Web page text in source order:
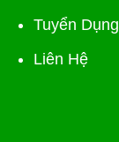
Tuyển Dụng
Liên Hệ